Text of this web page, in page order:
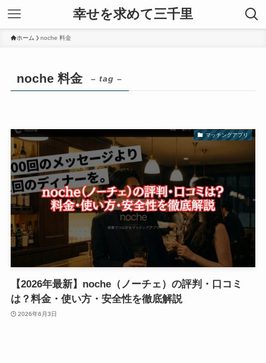
幸せを求めて三千里
ホーム noche 料金
noche 料金 – tag –
マッチングアプリ
【2026年最新】noche（ノーチェ）の評判・口コミ
は？料金・使い方・安全性を徹底解説
2026年6月3日